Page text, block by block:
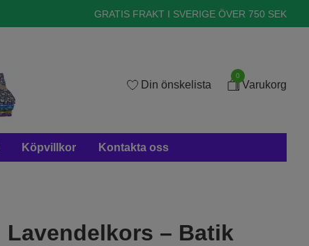
GRATIS FRAKT I SVERIGE ÖVER 750 SEK
Din önskelista
0
Varukorg
Köpvillkor Kontakta oss
Lavendelkors – Batik